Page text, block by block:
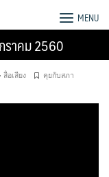
MENU
ราคม 2560
สื่อเสียง
คุยกับสภา